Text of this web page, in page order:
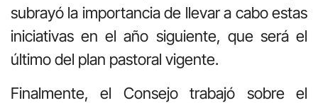
subrayó la importancia de llevar a cabo estas
iniciativas en el año siguiente, que será el
último del plan pastoral vigente.
Finalmente, el Consejo trabajó sobre el